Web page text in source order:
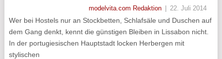
modelvita.com Redaktion 22. Juli 2014
Wer bei Hostels nur an Stockbetten, Schlafsäle und Duschen auf
dem Gang denkt, kennt die günstigen Bleiben in Lissabon nicht.
In der portugiesischen Hauptstadt locken Herbergen mit
stylischen